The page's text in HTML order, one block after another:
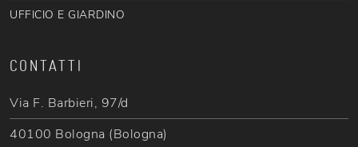
UFFICIO E GIARDINO
CONTATTI
Via F. Barbieri, 97/d
40100 Bologna (Bologna)